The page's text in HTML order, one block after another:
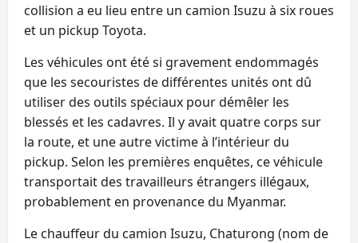
collision a eu lieu entre un camion Isuzu à six roues
et un pickup Toyota.
Les véhicules ont été si gravement endommagés
que les secouristes de différentes unités ont dû
utiliser des outils spéciaux pour démêler les
blessés et les cadavres. Il y avait quatre corps sur
la route, et une autre victime à l’intérieur du
pickup. Selon les premières enquêtes, ce véhicule
transportait des travailleurs étrangers illégaux,
probablement en provenance du Myanmar.
Le chauffeur du camion Isuzu, Chaturong (nom de